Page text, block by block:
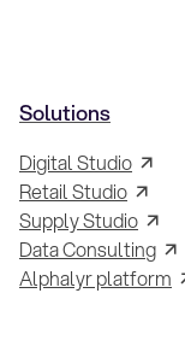
Solutions
Digital Studio
Retail Studio
Supply Studio
Data Consulting
Alphalyr platform